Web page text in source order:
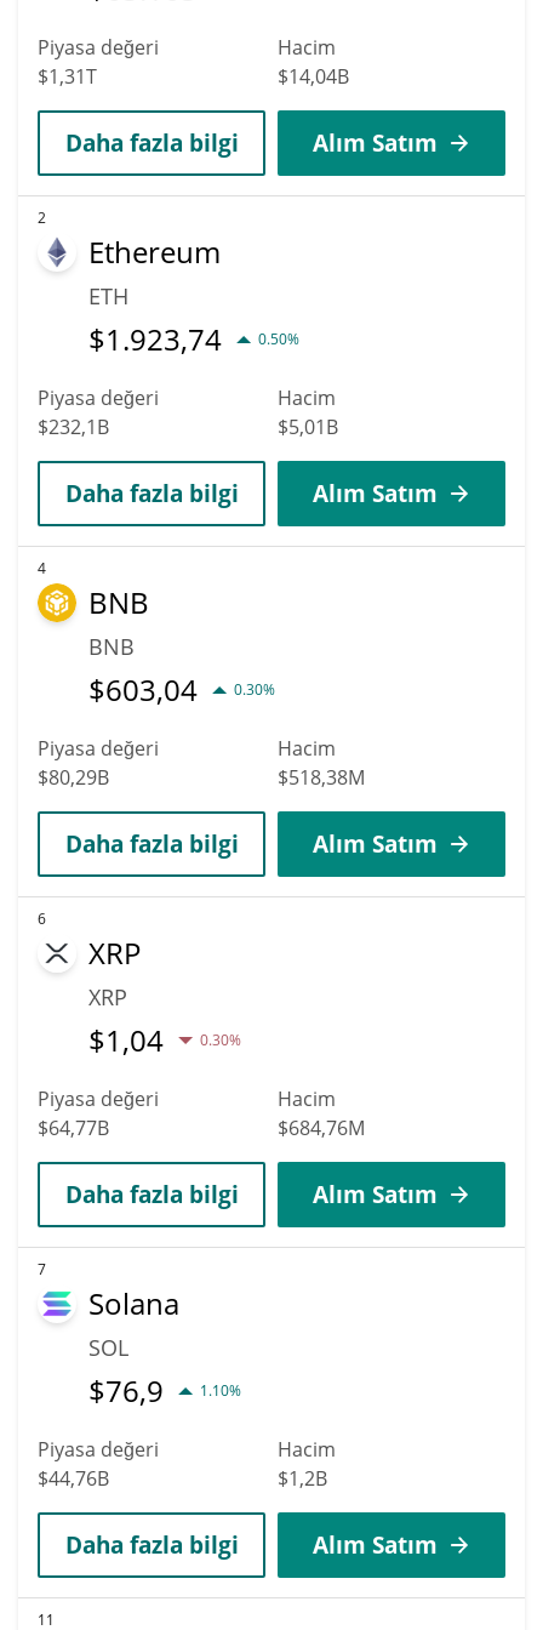
Piyasa değeri
$1,31T
Hacim
$14,04B
Daha fazla bilgi Alım Satım
2
Ethereum
ETH
$1.923,74 0.50%
Piyasa değeri
$232,1B
Hacim
$5,01B
Daha fazla bilgi Alım Satım
4
BNB
BNB
$603,04 0.30%
Piyasa değeri
$80,29B
Hacim
$518,38M
Daha fazla bilgi Alım Satım
6
XRP
XRP
$1,04 0.30%
Piyasa değeri
$64,77B
Hacim
$684,76M
Daha fazla bilgi Alım Satım
7
Solana
SOL
$76,9 1.10%
Piyasa değeri
$44,76B
Hacim
$1,2B
Daha fazla bilgi Alım Satım
11